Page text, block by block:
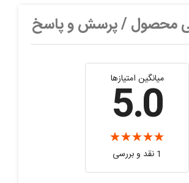
محصول / پرسش و پاسخ
میانگین امتیازها
5.0
1 نقد و بررسی